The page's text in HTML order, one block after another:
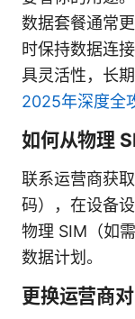
数据套餐通常
时保持数据连
具灵活性，长
2025年深度全
如何从物理
联系运营商获
码），在设备
物理 SIM（如
数据计划。
更换运营商